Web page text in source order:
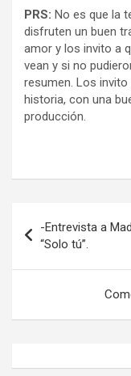
PRS: No es que la
disfruten un buen
amor y los invito a
vean y si no
resumen. Los
historia, con una
producción.
de
entradas
-Entrevista a
“Solo tú”.